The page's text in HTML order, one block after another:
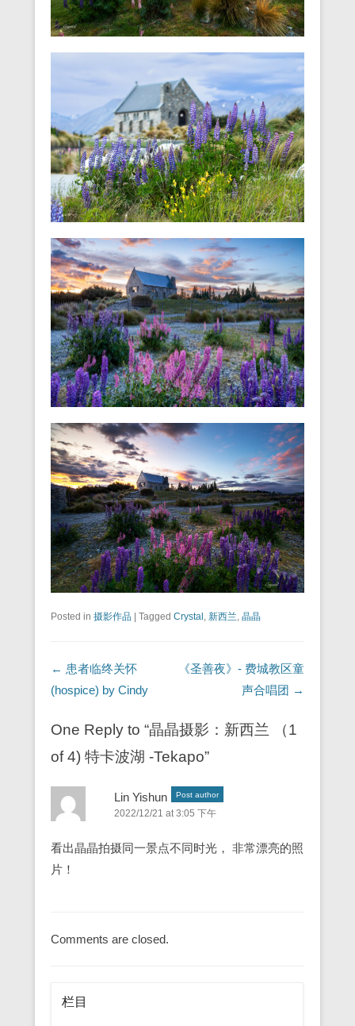
Posted in 摄影作品 | Tagged Crystal 新西兰 晶晶
Post navigation
← 患者临终关怀
(hospice) by Cindy
《圣善夜》- 费城教区童
声合唱团 →
One Reply to “晶晶摄影：新西兰 （1
of 4) 特卡波湖 -Tekapo”
Lin Yishun Post author
2022/12/21 at 3:05 下午
看出晶晶拍摄同一景点不同时光， 非常漂亮的照
片！
Comments are closed.
栏目